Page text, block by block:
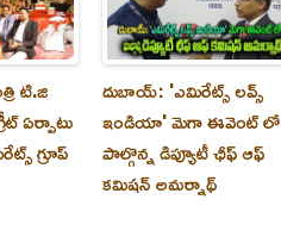
టి.జి
ఏర్పాటు
గ్రూప్
దుబాయ్‌: 'ఎమిరేట్స్ లవ్స్
ఇండియా' మెగా ఈవెంట్ లో
పాల్గొన్న డిప్యూటీ ఛీఫ్ ఆఫ్
కమిషన్ అమర్నాథ్